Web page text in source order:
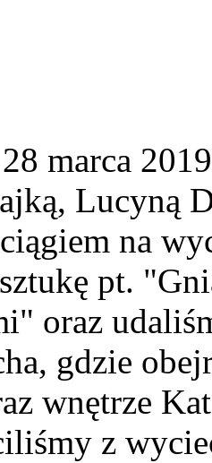
marca
Lucyną
na
pt.
oraz
gdzie
wnętrze
z